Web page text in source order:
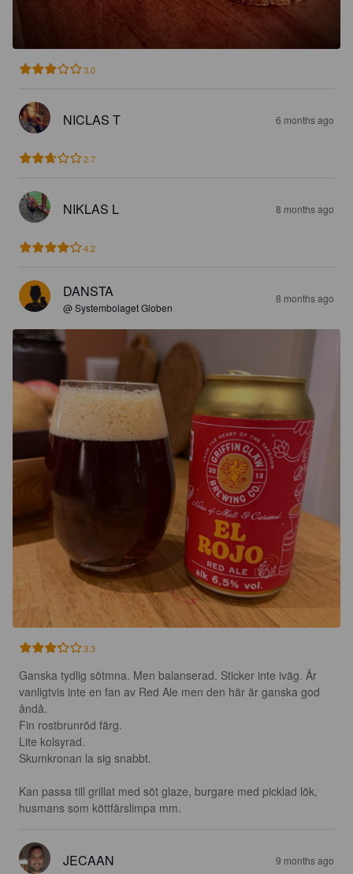
3.0
NICLAS T 6 months ago
2.7
NIKLAS L 8 months ago
4.2
DANSTA
@ Systembolaget Globen
8 months ago
3.3
Ganska tydlig sötmna. Men balanserad. Sticker inte iväg. Är
vanligtvis inte en fan av Red Ale men den här är ganska god
åndå.
Fin rostbrunröd färg.
Lite kolsyrad.
Skumkronan la sig snabbt.
Kan passa till grillat med söt glaze, burgare med picklad lök,
husmans som köttfärslimpa mm.
JECAAN 9 months ago